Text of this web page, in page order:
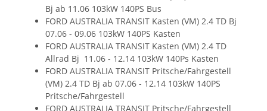
Bj ab 11.06 103kW 140PS Bus
FORD AUSTRALIA TRANSIT Kasten (VM) 2.4 TD Bj
07.06 - 09.06 103kW 140PS Kasten
FORD AUSTRALIA TRANSIT Kasten (VM) 2.4 TD
Allrad Bj 11.06 - 12.14 103kW 140Ps Kasten
FORD AUSTRALIA TRANSIT Pritsche/Fahrgestell
(VM) 2.4 TD Bj ab 07.06 - 12.14 103kW 140PS
Pritsche/Fahrgestell
FORD AUSTRALIA TRANSIT Pritsche/Fahrgestell